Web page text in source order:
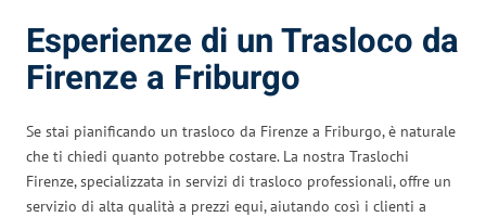
Esperienze di un Trasloco da
Firenze a Friburgo
Se stai pianificando un trasloco da Firenze a Friburgo, è naturale
che ti chiedi quanto potrebbe costare. La nostra Traslochi
Firenze, specializzata in servizi di trasloco professionali, offre un
servizio di alta qualità a prezzi equi, aiutando così i clienti a